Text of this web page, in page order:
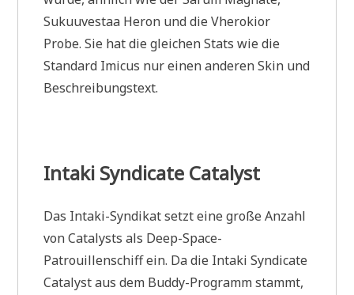
Sukuuvestaa Heron und die Vherokior
Probe. Sie hat die gleichen Stats wie die
Standard Imicus nur einen anderen Skin und
Beschreibungstext.
Intaki Syndicate Catalyst
Das Intaki-Syndikat setzt eine große Anzahl
von Catalysts als Deep-Space-
Patrouillenschiff ein. Da die Intaki Syndicate
Catalyst aus dem Buddy-Programm stammt,